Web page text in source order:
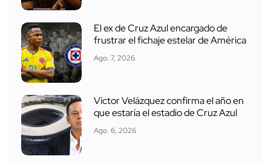
El ex de Cruz Azul encargado de
frustrar el fichaje estelar de América
Ago. 7, 2026
Víctor Velázquez confirma el año en
que estaría el estadio de Cruz Azul
Ago. 6, 2026